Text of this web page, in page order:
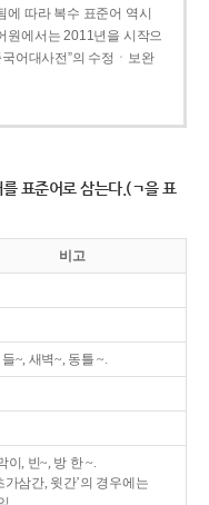
따라 복수 표준어 역시
원에서는 2011년을 시작으
어대사전”의 수정ㆍ보완
표준어로 삼는다.(ㄱ을 표
비고
들~, 새벽~, 동틀 ~.
이, 빈~, 방 한 ~.
가삼간, 윗간’의 경우에는